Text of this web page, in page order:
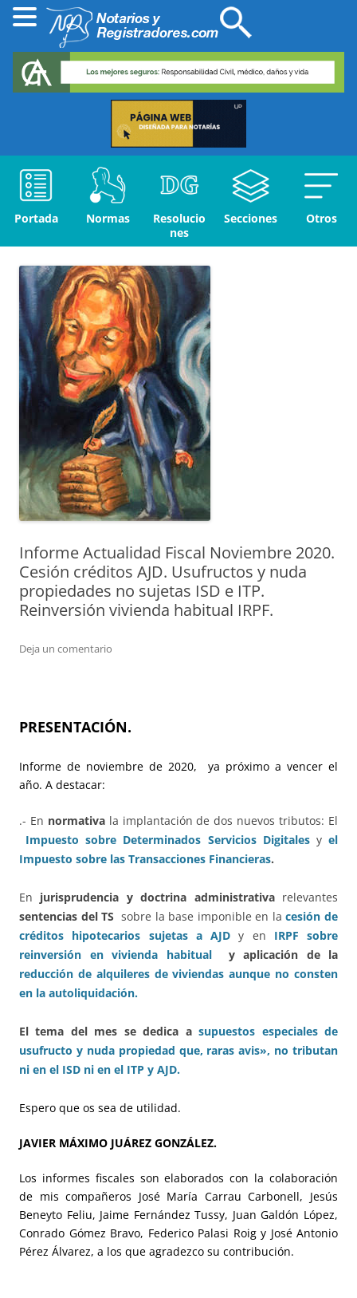
Portada Normas
Resolucio
nes
Secciones Otros
Informe Actualidad Fiscal Noviembre 2020.
Cesión créditos AJD. Usufructos y nuda
propiedades no sujetas ISD e ITP.
Reinversión vivienda habitual IRPF.
Deja un comentario
PRESENTACIÓN.
Informe de noviembre de 2020, ya próximo a vencer el
año. A destacar:
.- En normativala implantación de dos nuevos tributos: El
Impuesto sobre Determinados Servicios Digitales yel
Impuesto sobre las Transacciones Financieras.
En jurisprudencia y doctrina administrativarelevantes
sentencias del TS sobre la base imponible en lacesión de
créditos hipotecarios sujetas a AJD y en IRPF sobre
reinversión en vivienda habitual y aplicación de la
reducción de alquileres de viviendas aunque no consten
en la autoliquidación.
El tema del mes se dedica asupuestos especiales de
usufructo y nuda propiedad que, raras avis», no tributan
ni en el ISD ni en el ITP y AJD.
Espero que os sea de utilidad.
JAVIER MÁXIMO JUÁREZ GONZÁLEZ.
Los informes fiscales son elaborados con la colaboración
de mis compañeros José María Carrau Carbonell, Jesús
Beneyto Feliu, Jaime Fernández Tussy, Juan Galdón López,
Conrado Gómez Bravo, Federico Palasi Roig y José Antonio
Pérez Álvarez, a los que agradezco su contribución.